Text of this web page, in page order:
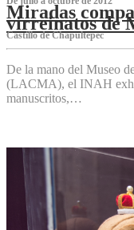
Miradas
virreinatos de
Castillo de Chapultepec
De la mano del Museo
(LACMA), el INAH
manuscritos,…